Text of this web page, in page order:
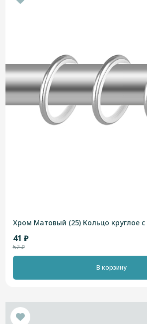
Хром Матовый (25) Кольцо круглое
41 ₽
52 ₽
В корзину